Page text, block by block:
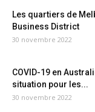
Les quartiers de
Business District
30 novembre 2022
COVID-19 en
situation pour les...
30 novembre 2022